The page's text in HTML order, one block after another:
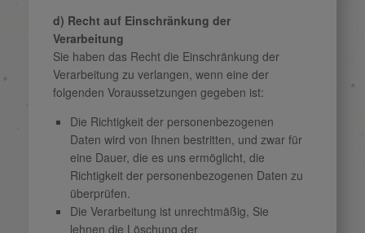
d) Recht auf Einschränkung der
Verarbeitung
Sie haben das Recht die Einschränkung der
Verarbeitung zu verlangen, wenn eine der
folgenden Voraussetzungen gegeben ist:
Die Richtigkeit der personenbezogenen
Daten wird von Ihnen bestritten, und zwar für
eine Dauer, die es uns ermöglicht, die
Richtigkeit der personenbezogenen Daten zu
überprüfen.
Die Verarbeitung ist unrechtmäßig, Sie
lehnen die Löschung der